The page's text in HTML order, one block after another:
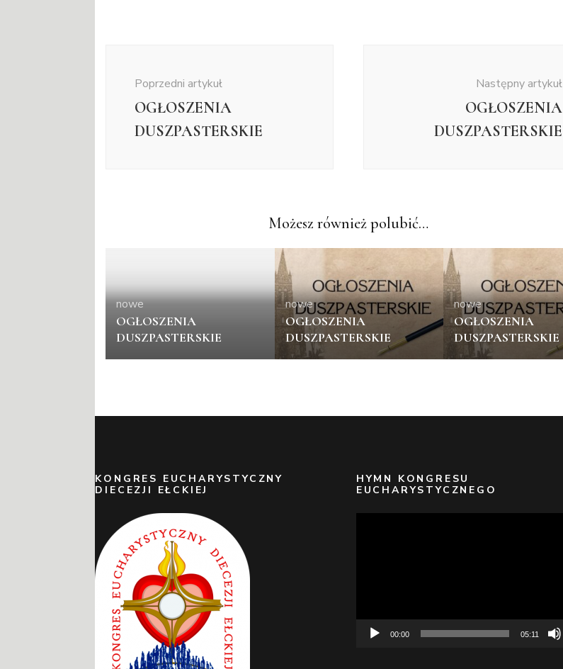
Poprzedni artykuł
OGŁOSZENIA
DUSZPASTERSKIE
Następny artykuł
OGŁOSZENIA
DUSZPASTERSKIE
Możesz również polubić…
nowe
OGŁOSZENIA
DUSZPASTERSKIE
nowe
OGŁOSZENIA
DUSZPASTERSKIE
nowe
OGŁOSZENIA
DUSZPASTERSKIE
KONGRES EUCHARYSTYCZNY
DIECEZJI EŁCKIEJ
HYMN KONGRESU
EUCHARYSTYCZNEGO
00:00 05:11